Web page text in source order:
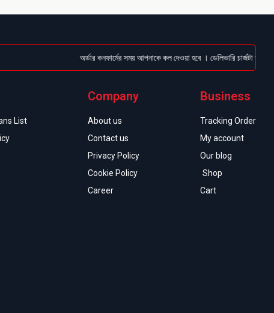
অর্ডার কনফার্মের সময় আপনাকে কল দেওয়া হবে । ডেলিভারি চার্জটা
List
Company
About us
Contact us
Privacy Policy
Cookie Policy
Career
Business
Tracking Order
My account
Our blog
Shop
Cart